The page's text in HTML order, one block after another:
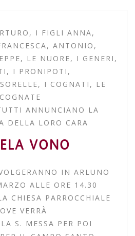
I FIGLI ANNA,
ANTONIO,
LE NUORE, I GENERI,
I PRONIPOTI,
I COGNATI, LE
COGNATE
ANNUNCIANO LA
DELLA LORO CARA
VONO
IN ARLUNO
ALLE ORE 14.30
CHIESA PARROCCHIALE
VERRÀ
S. MESSA PER POI